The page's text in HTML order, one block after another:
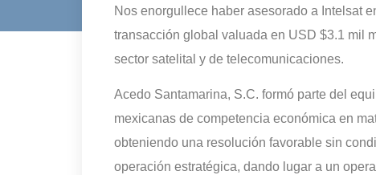
Nos enorgullece haber asesorado a Intelsat
transacción global valuada en USD $3.1 mil
sector satelital y de telecomunicaciones.
Acedo Santamarina, S.C. formó parte del
mexicanas de competencia económica en
obteniendo una resolución favorable sin
operación estratégica, dando lugar a un